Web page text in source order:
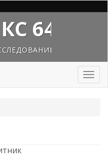
64
Toggle